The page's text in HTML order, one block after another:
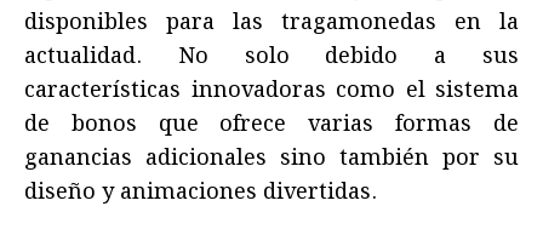
disponibles para las tragamonedas en la
actualidad. No solo debido a sus
características innovadoras como el sistema
de bonos que ofrece varias formas de
ganancias adicionales sino también por su
diseño y animaciones divertidas.